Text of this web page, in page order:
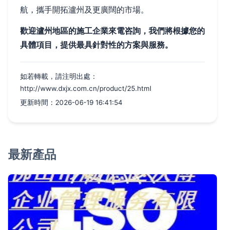
航，攜手開拓瀘州及更廣闊的市場。
歡迎瀘州地區的施工企業來電咨詢，我們將根據您的
具體項目，提供最具針對性的方案與服務。
如若轉載，請注明出處：
http://www.dxjx.com.cn/product/25.html
更新時間：2026-06-19 16:41:54
最新產品